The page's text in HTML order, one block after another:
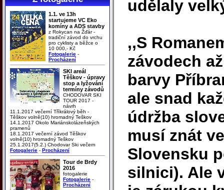
1.1. ve 13h
startujeme VC Eko
komíny a ADS stavby
z Rokycan na Žďár -
tradiční závod do vrchu
pro cyklisty a běžce o
10 000,- Kč
Fotogalerie -
Procházení
SKI areál
Těškov - úpravy
stop a lyžování
termíny závodů
CHODOVAR SKI
TOUR 2017 -
návrh
11.1.2017 večerní Tříkrálový běh -
Těškov volně(10) hromadný Teškov
14.1.2017 Okolo Mariánskolázeňských
pramenů
18.1.2017 večerní závod Těškov
volně(10) hromadný Teškov
25.1.2017(5.2.) Chodovar Ski večern
Fotogalerie - Procházení
Tour de Brdy
2016
fotogalerie
Fotogalerie -
Procházení
udělaly
,,S
závodech
barvy
ale snad
údržba
musí znát
Slovensku
silnici). Ale